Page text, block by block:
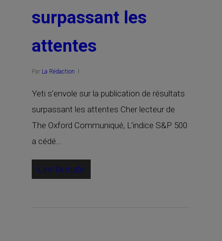
surpassant les
attentes
Par La Rédaction
Yeti s’envole sur la publication de résultats
surpassant les attentes Cher lecteur de
The Oxford Communiqué, L’indice S&P 500
a cédé…
Lire la suite